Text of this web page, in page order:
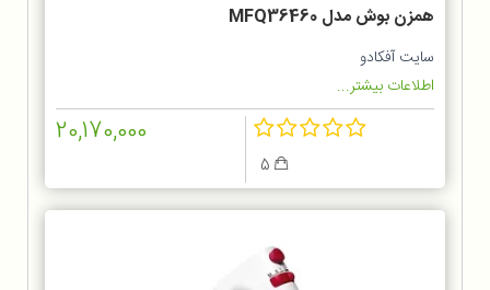
همزن بوش مدل MFQ36460
سایت آفکادو
اطلاعات بیشتر...
20,170,000